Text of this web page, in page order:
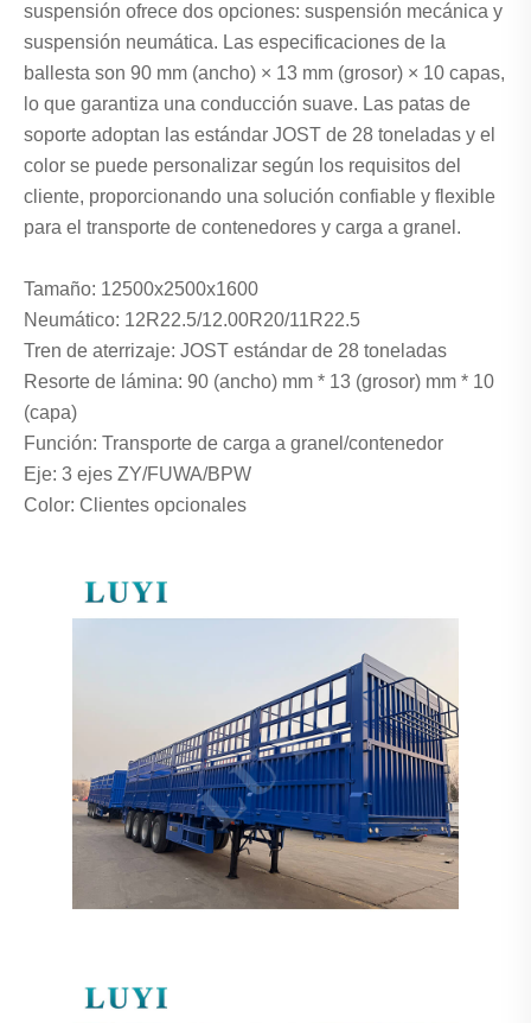
suspensión ofrece dos opciones: suspensión mecánica y
suspensión neumática. Las especificaciones de la
ballesta son 90 mm (ancho) × 13 mm (grosor) × 10 capas,
lo que garantiza una conducción suave. Las patas de
soporte adoptan las estándar JOST de 28 toneladas y el
color se puede personalizar según los requisitos del
cliente, proporcionando una solución confiable y flexible
para el transporte de contenedores y carga a granel.
Tamaño: 12500x2500x1600
Neumático: 12R22.5/12.00R20/11R22.5
Tren de aterrizaje: JOST estándar de 28 toneladas
Resorte de lámina: 90 (ancho) mm * 13 (grosor) mm * 10
(capa)
Función: Transporte de carga a granel/contenedor
Eje: 3 ejes ZY/FUWA/BPW
Color: Clientes opcionales